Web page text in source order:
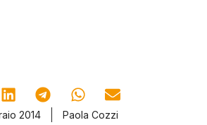
2014
Paola Cozzi